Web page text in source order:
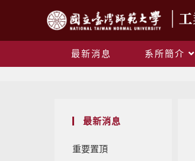
最新消息 系所簡介
最新消息
重要置頂